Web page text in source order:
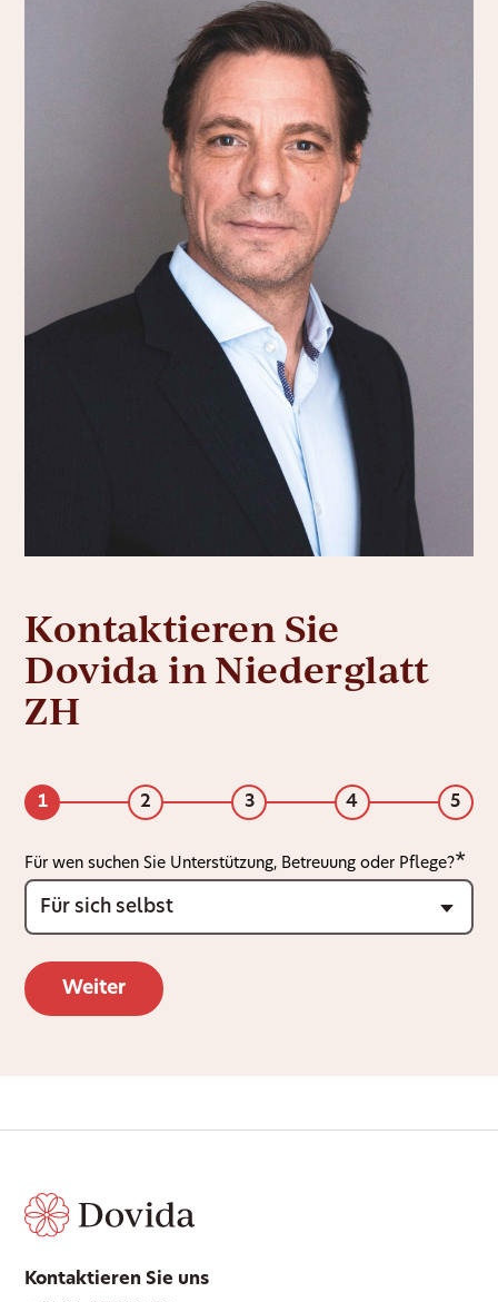
Kontaktieren Sie
Dovida in Niederglatt
ZH
1 2 3 4 5
Für wen suchen Sie Unterstützung, Betreuung oder Pflege?
Kontaktieren Sie uns